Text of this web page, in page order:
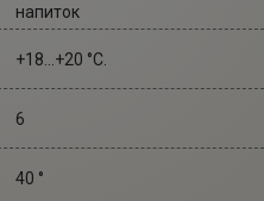
напиток
+18...+20 °С.
6
40 °